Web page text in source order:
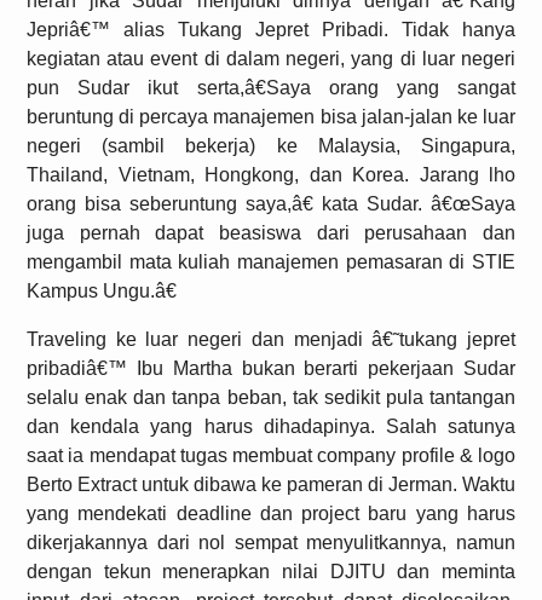
Jepriâ€™ alias Tukang Jepret Pribadi. Tidak hanya
kegiatan atau event di dalam negeri, yang di luar negeri
pun Sudar ikut serta,â€Saya orang yang sangat
beruntung di percaya manajemen bisa jalan-jalan ke luar
negeri (sambil bekerja) ke Malaysia, Singapura,
Thailand, Vietnam, Hongkong, dan Korea. Jarang lho
orang bisa seberuntung saya,â€ kata Sudar. â€œSaya
juga pernah dapat beasiswa dari perusahaan dan
mengambil mata kuliah manajemen pemasaran di STIE
Kampus Ungu.â€
Traveling ke luar negeri dan menjadi â€˜tukang jepret
pribadiâ€™ Ibu Martha bukan berarti pekerjaan Sudar
selalu enak dan tanpa beban, tak sedikit pula tantangan
dan kendala yang harus dihadapinya. Salah satunya
saat ia mendapat tugas membuat company profile & logo
Berto Extract untuk dibawa ke pameran di Jerman. Waktu
yang mendekati deadline dan project baru yang harus
dikerjakannya dari nol sempat menyulitkannya, namun
dengan tekun menerapkan nilai DJITU dan meminta